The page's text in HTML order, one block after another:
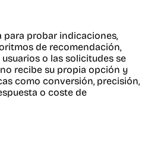
para probar indicaciones,
de recomendación,
o las solicitudes se
recibe su propia opción y
como conversión, precisión,
o coste de